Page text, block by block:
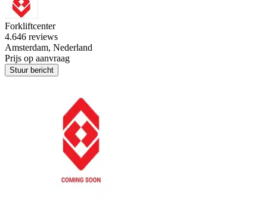
Forkliftcenter
4.646 reviews
Amsterdam, Nederland
Prijs op aanvraag
Stuur bericht